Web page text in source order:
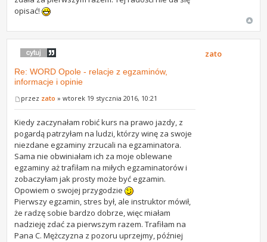
opisać!
Re: WORD Opole - relacje z egzaminów,
informacje i opinie
przez zato » wtorek 19 stycznia 2016, 10:21
Kiedy zaczynałam robić kurs na prawo jazdy, z
pogardą patrzyłam na ludzi, którzy winę za swoje
niezdane egzaminy zrzucali na egzaminatora.
Sama nie obwiniałam ich za moje oblewane
egzaminy aż trafiłam na miłych egzaminatorów i
zobaczyłam jak prosty może być egzamin.
Opowiem o swojej przygodzie
Pierwszy egzamin, stres był, ale instruktor mówił,
że radzę sobie bardzo dobrze, więc miałam
nadzieję zdać za pierwszym razem. Trafiłam na
Pana C. Mężczyzna z pozoru uprzejmy, później
zato